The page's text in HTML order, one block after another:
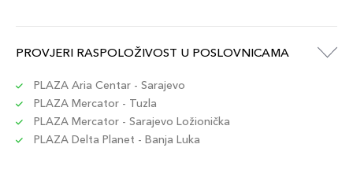
PROVJERI RASPOLOŽIVOST U POSLOVNICAMA
PLAZA Aria Centar - Sarajevo
PLAZA Mercator - Tuzla
PLAZA Mercator - Sarajevo Ložionička
PLAZA Delta Planet - Banja Luka